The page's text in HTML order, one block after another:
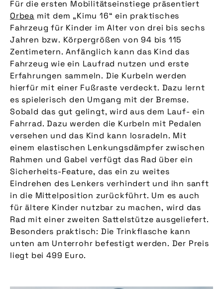
Für die ersten Mobilitätseinstiege präsentiert
Orbea mit dem „Kimu 16“ ein praktisches
Fahrzeug für Kinder im Alter von drei bis sechs
Jahren bzw. Körpergrößen von 94 bis 115
Zentimetern. Anfänglich kann das Kind das
Fahrzeug wie ein Laufrad nutzen und erste
Erfahrungen sammeln. Die Kurbeln werden
hierfür mit einer Fußraste verdeckt. Dazu lernt
es spielerisch den Umgang mit der Bremse.
Sobald das gut gelingt, wird aus dem Lauf- ein
Fahrrad. Dazu werden die Kurbeln mit Pedalen
versehen und das Kind kann losradeln. Mit
einem elastischen Lenkungsdämpfer zwischen
Rahmen und Gabel verfügt das Rad über ein
Sicherheits-Feature, das ein zu weites
Eindrehen des Lenkers verhindert und ihn sanft
in die Mittelposition zurückführt. Um es auch
für ältere Kinder nutzbar zu machen, wird das
Rad mit einer zweiten Sattelstütze ausgeliefert.
Besonders praktisch: Die Trinkflasche kann
unten am Unterrohr befestigt werden. Der Preis
liegt bei 499 Euro.